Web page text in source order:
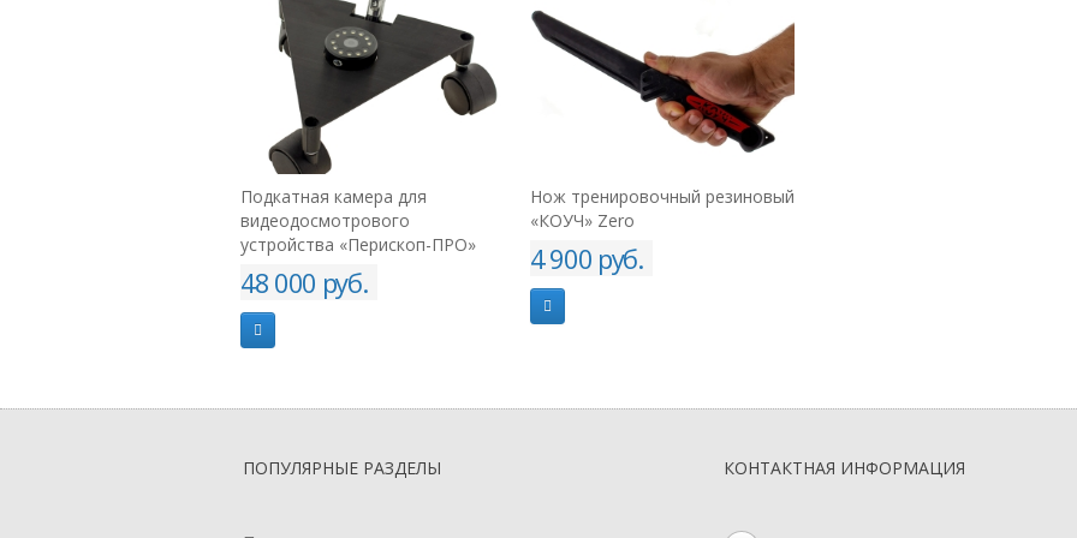
Подкатная камера для
видеодосмотрового
устройства «Перископ-ПРО»
Нож тренировочный резиновый
«КОУЧ» Zero
4 900 руб.
Нож тренировочный «КОУЧ» с
ПОПУЛЯРНЫЕ РАЗДЕЛЫ КОНТАКТНАЯ ИНФОРМАЦИЯ